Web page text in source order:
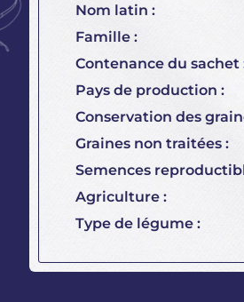
Nom latin :
Famille :
Contenance du sachet
Pays de production :
Conservation des
Graines non traitées :
Semences
Agriculture :
Type de légume :